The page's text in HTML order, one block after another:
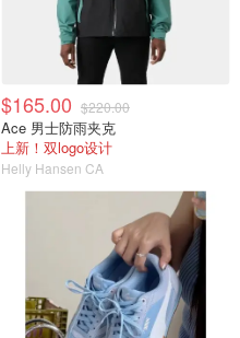
$165.00 $220.00
Ace 男士防雨夹克
上新！双logo设计
Helly Hansen CA